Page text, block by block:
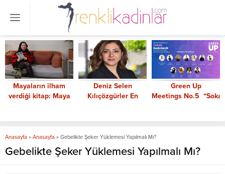
Mayaların ilham
verdiği kitap: Maya
Deniz Selen
Kılıçözgürler En
Green Up
Meetings No.5 “Sokak
Anasayfa » Anasayfa » Gebelikte Şeker Yüklemesi Yapılmalı Mı?
Gebelikte Şeker Yüklemesi Yapılmalı Mı?